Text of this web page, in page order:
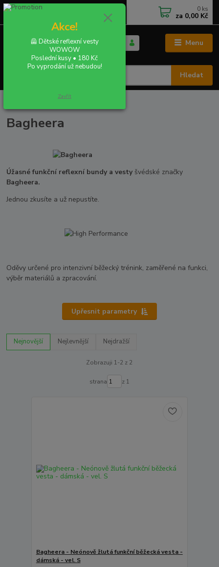
Menu
CZK
Hledat
+420 702 855 412
0 ks
za 0,00 Kč
PODLE ZNAČEK
Bagheera
Úžasné funkční reflexní bundy a vesty švédské značky
Bagheera.
Jednou zkusíte a už nepustíte.
Oděvy určené pro intenzivní běžecký trénink, zaměřené na funkci,
výběr materiálů a zpracování.
Upřesnit parametry
Nejnovější Nejlevnější Nejdražší
Zobrazuji 1-2 z 2
strana z 1
Bagheera - Neónově žlutá funkční běžecká vesta -
dámská - vel. S
Akce!
🦺 Dětské reflexní vesty
WOWOW
Poslední kusy • 180 Kč
Po vyprodání už nebudou!
Zavřít